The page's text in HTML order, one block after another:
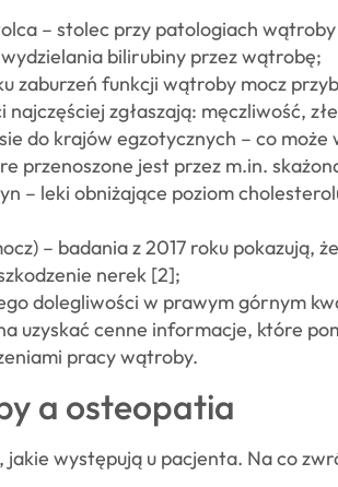
– stolec przy patologiach
bilirubiny przez wątrobę;
zaburzeń funkcji wątroby mocz
zgłaszają: męczliwość,
do krajów egzotycznych – co
przenoszone jest przez m.in.
– leki obniżające poziom
– badania z 2017 roku pokazują,
nerek [2];
dolegliwości w prawym górnym
uzyskać cenne informacje, które
pracy wątroby.
a osteopatia
występują u pacjenta. Na co